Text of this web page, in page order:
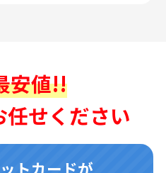
安値!!
任せください
トカードが